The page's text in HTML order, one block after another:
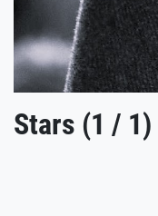
Stars (1 / 1)